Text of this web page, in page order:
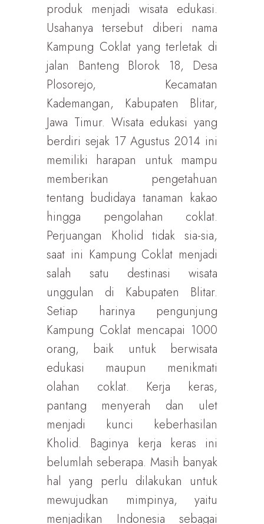
produk menjadi wisata edukasi.
Usahanya tersebut diberi nama
Kampung Coklat yang terletak di
jalan Banteng Blorok 18, Desa
Plosorejo, Kecamatan
Kademangan, Kabupaten Blitar,
Jawa Timur. Wisata edukasi yang
berdiri sejak 17 Agustus 2014 ini
memiliki harapan untuk mampu
memberikan pengetahuan
tentang budidaya tanaman kakao
hingga pengolahan coklat.
Perjuangan Kholid tidak sia-sia,
saat ini Kampung Coklat menjadi
salah satu destinasi wisata
unggulan di Kabupaten Blitar.
Setiap harinya pengunjung
Kampung Coklat mencapai 1000
orang, baik untuk berwisata
edukasi maupun menikmati
olahan coklat. Kerja keras,
pantang menyerah dan ulet
menjadi kunci keberhasilan
Kholid. Baginya kerja keras ini
belumlah seberapa. Masih banyak
hal yang perlu dilakukan untuk
mewujudkan mimpinya, yaitu
menjadikan Indonesia sebagai